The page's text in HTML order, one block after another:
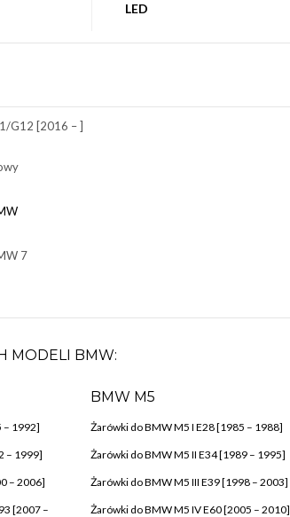
LED
G12 [2016 – ]
7
MODELI BMW:
– 1992]
– 1999]
– 2006]
[2007 –
BMW M5
Żarówki do BMW M5 I E28 [1985 – 1988]
Żarówki do BMW M5 II E34 [1989 – 1995]
Żarówki do BMW M5 III E39 [1998 – 2003]
Żarówki do BMW M5 IV E60 [2005 – 2010]